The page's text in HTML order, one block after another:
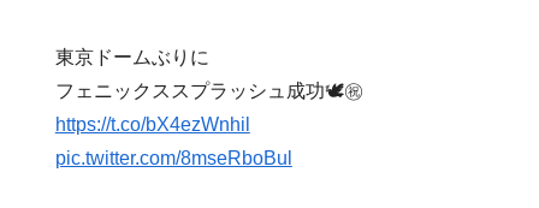
東京ドームぶりに
フェニックススプラッシュ成功🕊㊗️
https://t.co/bX4ezWnhil
pic.twitter.com/8mseRboBul